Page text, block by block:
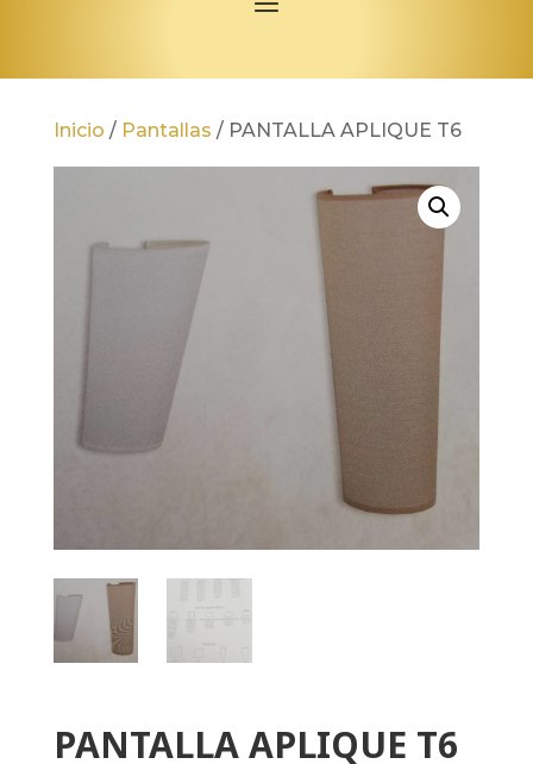
Inicio / Pantallas / PANTALLA APLIQUE T6
PANTALLA APLIQUE T6